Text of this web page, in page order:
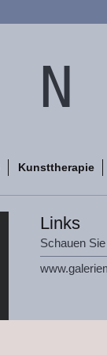
N
Kunsttherapie
Links
Schauen